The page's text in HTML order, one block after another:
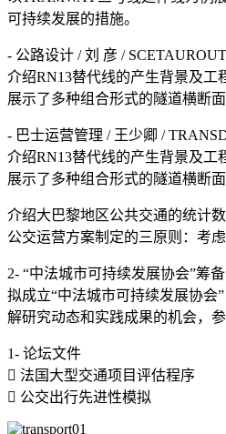
可持续发展的措施。
- 公路设计 / 刘 彦 /
介绍RN13替代线的产生背景及工
展示了多种组合形式的隧道横断
- 巴士运营管理 / 王少卿 /
介绍RN13替代线的产生背景及工
展示了多种组合形式的隧道横断
介绍大巴黎地区公共交通的统计
公交运营方案制定的三原则：考
2- “中法城市可持续发展协会”筹备
拟成立“中法城市可持续发展协会
解研究动态和实践成果的机会，
1- 论坛文件
 法国大型交通项目评估程序
 公交出行先进性模拟